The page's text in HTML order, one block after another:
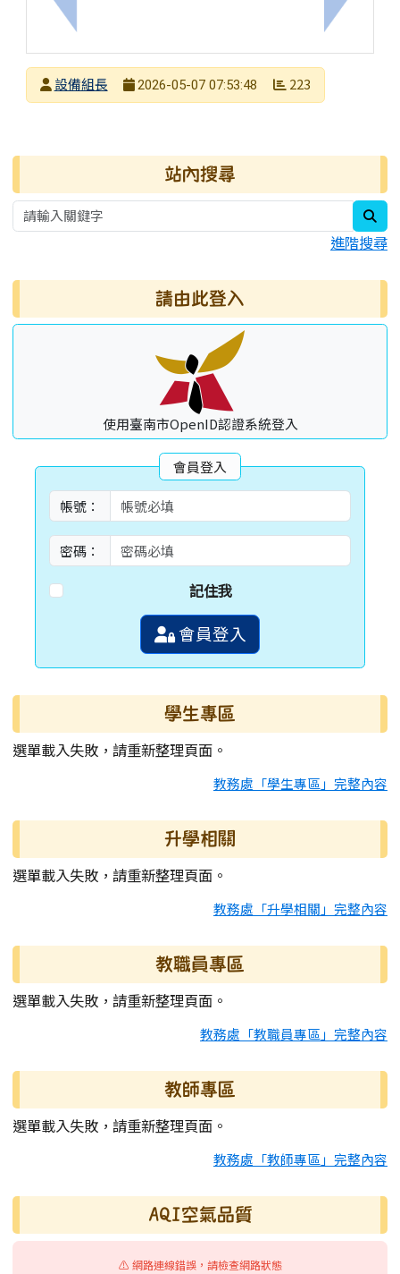
上一筆：臺南市南新科技中心辦理114學年度第二學
下一筆：
發布者設備組長
2026-05-07 07:53:48 223
右邊區域內容 站內搜尋
進階搜尋
請由此登入
使用臺南市OpenID認證系統登入
會員登入
帳號：
密碼：
記住我
會員登入
學生專區
選單載入失敗，請重新整理頁面。
教務處「學生專區」完整內容
升學相關
選單載入失敗，請重新整理頁面。
教務處「升學相關」完整內容
教職員專區
選單載入失敗，請重新整理頁面。
教務處「教職員專區」完整內容
教師專區
選單載入失敗，請重新整理頁面。
教務處「教師專區」完整內容
AQI空氣品質
⚠️ 網路連線錯誤，請檢查網路狀態